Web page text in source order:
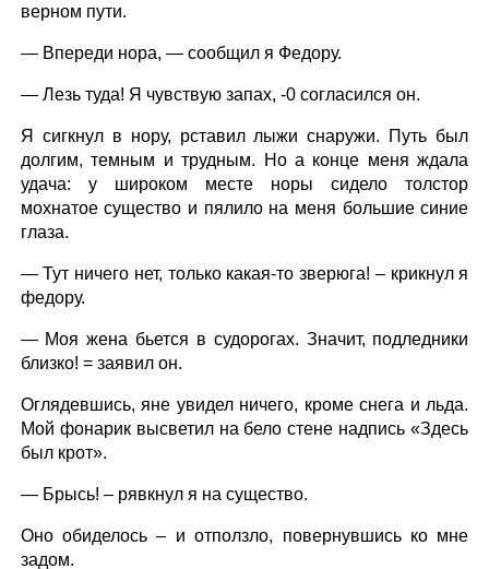
верном пути.
— Впереди нора, — сообщил я Федору.
— Лезь туда! Я чувствую запах, -0 согласился он.
Я сигкнул в нору, рставил лыжи снаружи. Путь был
долгим, темным и трудным. Но а конце меня ждала
удача: у широком месте норы сидело толстор
мохнатое существо и пялило на меня большие синие
глаза.
— Тут ничего нет, только какая-то зверюга! – крикнул я
федору.
— Моя жена бьется в судорогах. Значит, подледники
близко! = заявил он.
Оглядевшись, яне увидел ничего, кроме снега и льда.
Мой фонарик высветил на бело стене надпись «Здесь
был крот».
— Брысь! – рявкнул я на существо.
Оно обиделось – и отползло, повернувшись ко мне
задом.